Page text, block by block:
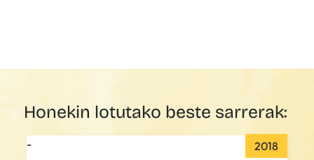
Honekin lotutako beste sarrerak:
2018